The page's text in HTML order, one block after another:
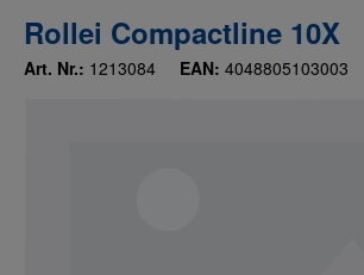
Rollei Compactline 10X
Art. Nr.: 1213084 EAN: 4048805103003